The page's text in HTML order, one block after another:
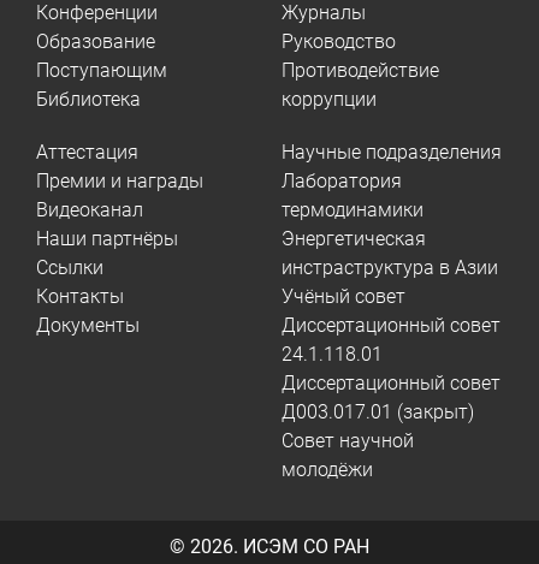
Конференции
Образование
Поступающим
Библиотека
Журналы
Руководство
Противодействие
коррупции
Аттестация
Премии и награды
Видеоканал
Наши партнёры
Ссылки
Контакты
Документы
Научные подразделения
Лаборатория
термодинамики
Энергетическая
инстраструктура в Азии
Учёный совет
Диссертационный совет
24.1.118.01
Диссертационный совет
Д003.017.01 (закрыт)
Совет научной
молодёжи
© 2026. ИСЭМ СО РАН